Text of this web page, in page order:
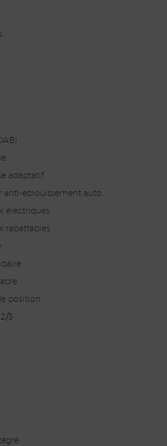
adaptatif
anti-éblouissement auto.
électriques
rabattables
position
3